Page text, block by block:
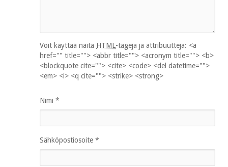
Voit käyttää näitä HTML-tageja ja attribuutteja: <a
href="" title=""> <abbr title=""> <acronym title=""> <b>
<blockquote cite=""> <cite> <code> <del datetime="">
<em> <i> <q cite=""> <strike> <strong>
Nimi *
Sähköpostiosoite *